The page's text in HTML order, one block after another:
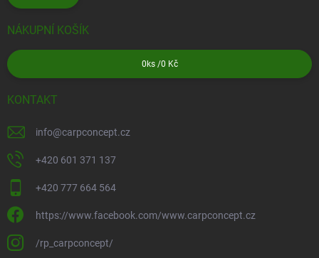
NÁKUPNÍ KOŠÍK
0ks /0 Kč
KONTAKT
info@carpconcept.cz
+420 601 371 137
+420 777 664 564
https://www.facebook.com/www.carpconcept.cz
/rp_carpconcept/